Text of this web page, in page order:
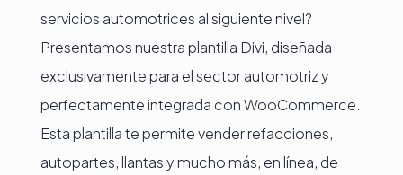
servicios automotrices al siguiente nivel?
Presentamos nuestra plantilla Divi, diseñada
exclusivamente para el sector automotriz y
perfectamente integrada con WooCommerce.
Esta plantilla te permite vender refacciones,
autopartes, llantas y mucho más, en línea, de